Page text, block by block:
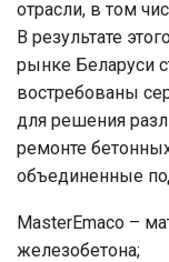
отрасли, в том
В результате
рынке Беларуси
востребованы
для решения
ремонте
объединенные
MasterEmaco –
железобетона;